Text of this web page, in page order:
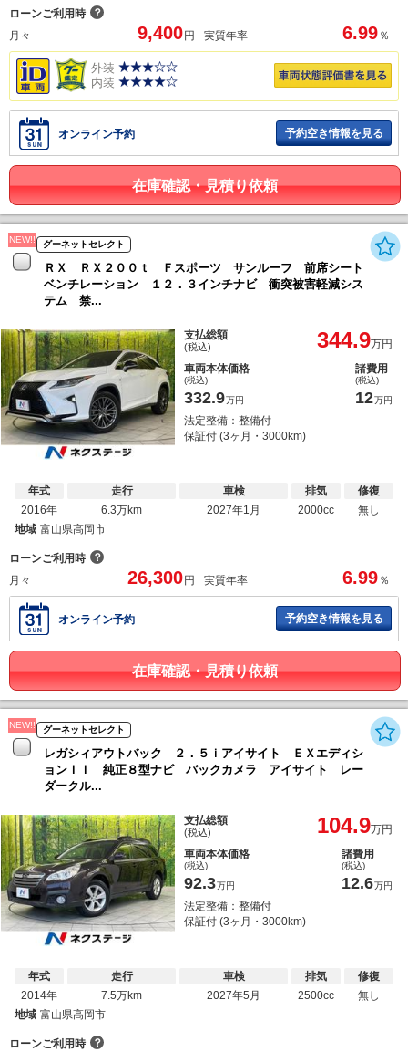
ローンご利用時 ？
月々
9,400 円 実質年率 6.99 ％
外装
内装
オンライン予約 予約空き情報を見る
在庫確認・見積り依頼
NEW!! グーネットセレクト
ＲＸ ＲＸ２００ｔ Ｆスポーツ サンルーフ 前席シート
ベンチレーション １２．３インチナビ 衝突被害軽減シス
テム 禁...
支払総額
(税込) 344.9万円
車両本体価格
(税込)
332.9万円
諸費用
(税込)
12万円
法定整備：整備付
保証付 (3ヶ月・3000km)
年式
2016年
走行
6.3万km
車検
2027年1月
排気
2000cc
修復
無し
地域 富山県高岡市
ローンご利用時 ？
月々
26,300 円 実質年率 6.99 ％
オンライン予約 予約空き情報を見る
在庫確認・見積り依頼
NEW!! グーネットセレクト
レガシィアウトバック ２．５ｉアイサイト ＥＸエディシ
ョンＩＩ 純正８型ナビ バックカメラ アイサイト レー
ダークル...
支払総額
(税込) 104.9万円
車両本体価格
(税込)
92.3万円
諸費用
(税込)
12.6万円
法定整備：整備付
保証付 (3ヶ月・3000km)
年式
2014年
走行
7.5万km
車検
2027年5月
排気
2500cc
修復
無し
地域 富山県高岡市
ローンご利用時 ？